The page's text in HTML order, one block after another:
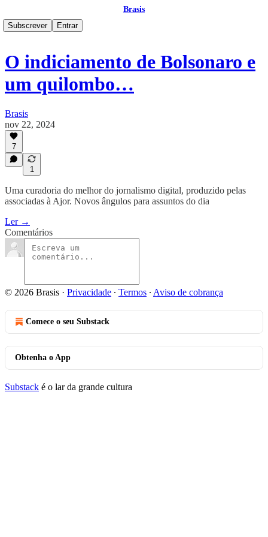
Brasis
Subscrever
Entrar
O indiciamento de Bolsonaro e
um quilombo…
Brasis
nov 22, 2024
7
1
Uma curadoria do melhor do jornalismo digital, produzido pelas
associadas à Ajor. Novos ângulos para assuntos do dia
Ler →
Comentários
© 2026 Brasis · Privacidade ∙ Termos ∙ Aviso de cobrança
Comece o seu Substack
Obtenha o App
Substack é o lar da grande cultura